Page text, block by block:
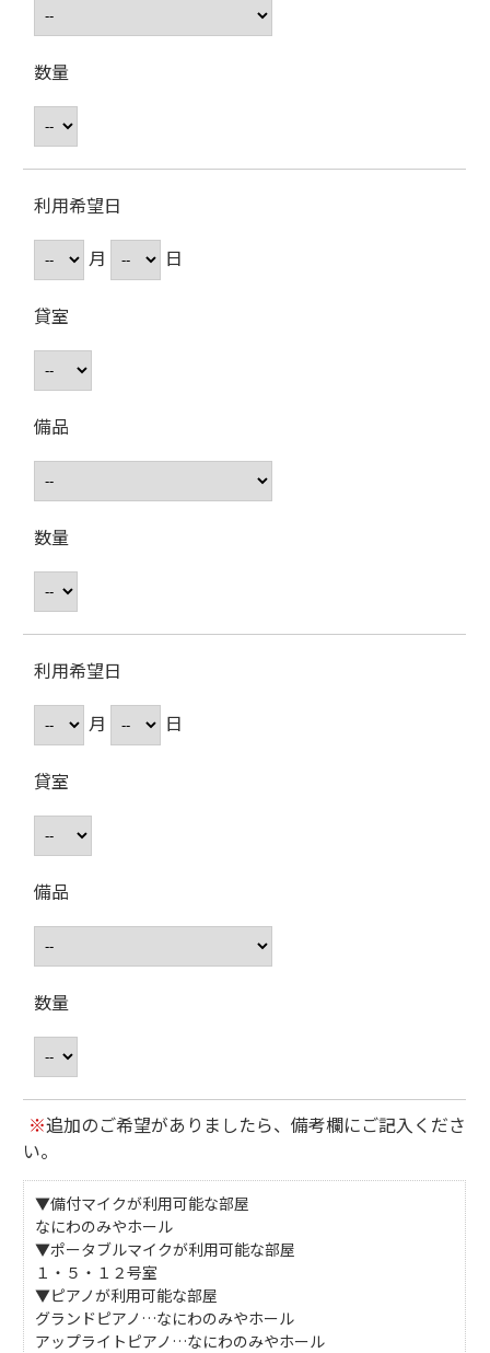
数量
利用希望日
月
日
貸室
備品
数量
利用希望日
月
日
貸室
備品
数量
※追加のご希望がありましたら、備考欄にご記入くださ
い。
▼備付マイクが利用可能な部屋
なにわのみやホール
▼ポータブルマイクが利用可能な部屋
１・５・１２号室
▼ピアノが利用可能な部屋
グランドピアノ…なにわのみやホール
アップライトピアノ…なにわのみやホール